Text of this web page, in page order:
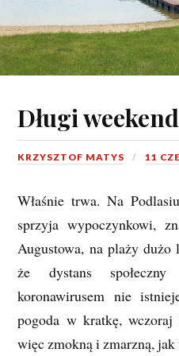
Długi
KRZYSZTOF MATYS 11
Właśnie trwa. Na
sprzyja wypoczynkowi,
Augustowa, na plaży
że dystans
koronawirusem nie
pogoda w kratkę, wczoraj
więc zmokną i zmarzną,